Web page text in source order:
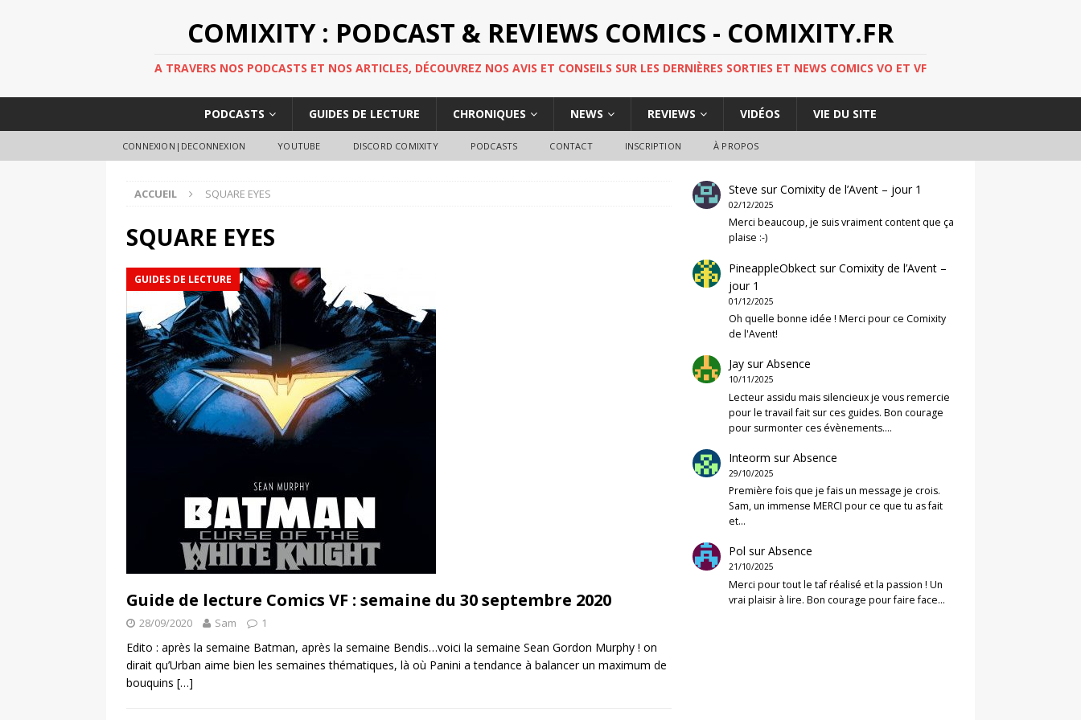
COMIXITY : PODCAST & REVIEWS COMICS - COMIXITY.FR
A TRAVERS NOS PODCASTS ET NOS ARTICLES, DÉCOUVREZ NOS AVIS ET CONSEILS SUR LES DERNIÈRES SORTIES ET NEWS COMICS VO ET VF
PODCASTS GUIDES DE LECTURE CHRONIQUES NEWS REVIEWS VIDÉOS VIE DU SITE
CONNEXION|DECONNEXION YOUTUBE DISCORD COMIXITY PODCASTS CONTACT INSCRIPTION À PROPOS
ACCUEIL SQUARE EYES
SQUARE EYES
GUIDES DE LECTURE
Guide de lecture Comics VF : semaine du 30 septembre 2020
28/09/2020 Sam 1
Edito : après la semaine Batman, après la semaine Bendis…voici la semaine Sean Gordon Murphy ! on
dirait qu’Urban aime bien les semaines thématiques, là où Panini a tendance à balancer un maximum de
bouquins […]
Steve surComixity de l’Avent – jour 1
02/12/2025
Merci beaucoup, je suis vraiment content que ça
plaise :-)
PineappleObkect surComixity de l’Avent –
jour 1
01/12/2025
Oh quelle bonne idée ! Merci pour ce Comixity
de l'Avent!
Jay surAbsence
10/11/2025
Lecteur assidu mais silencieux je vous remercie
pour le travail fait sur ces guides. Bon courage
pour surmonter ces évènements.…
Inteorm surAbsence
29/10/2025
Première fois que je fais un message je crois.
Sam, un immense MERCI pour ce que tu as fait
et…
Pol surAbsence
21/10/2025
Merci pour tout le taf réalisé et la passion ! Un
vrai plaisir à lire. Bon courage pour faire face…